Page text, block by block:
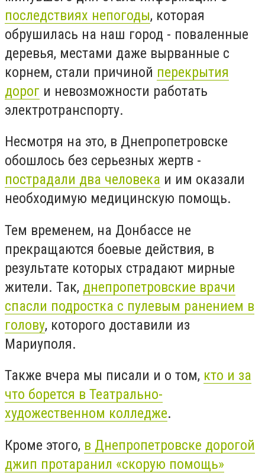
последствиях непогоды, которая
обрушилась на наш город - поваленные
деревья, местами даже вырванные с
корнем, стали причиной перекрытия
дорог и невозможности работать
электротранспорту.
Несмотря на это, в Днепропетровске
обошлось без серьезных жертв -
пострадали два человека и им оказали
необходимую медицинскую помощь.
Тем временем, на Донбассе не
прекращаются боевые действия, в
результате которых страдают мирные
жители. Так, днепропетровские врачи
спасли подростка с пулевым ранением в
голову, которого доставили из
Мариуполя.
Также вчера мы писали и о том, кто и за
что борется в Театрально-
художественном колледже.
Кроме этого, в Днепропетровске дорогой
джип протаранил «скорую помощь»